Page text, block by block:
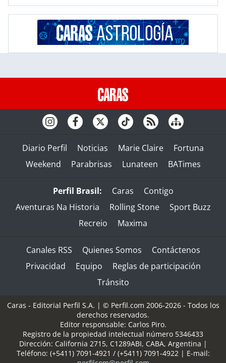
Diario Perfil Noticias Marie Claire
Fortuna
Weekend
Parabrisas Lunateen BATimes
Perfil Brasil: Caras
Contigo
Aventuras Na Historia
Rolling Stone
Sport Buzz
Recreio
Maxima
Canales RSS Quienes Somos
Contáctenos
Privacidad
Equipo
Reglas de participación
Tránsito
Caras - Editorial Perfil S.A. | © Perfil.com 2006-2026 - Todos los
derechos reservados.
Editor responsable: Carlos Piro.
Registro de la propiedad intelectual número 5346433
Dirección: California 2715, C1289ABI, CABA, Argentina |
Teléfono: (+5411) 7091-4921 / (+5411) 7091-4922 | E-mail: